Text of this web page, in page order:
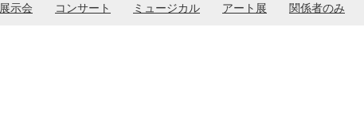
展示会 コンサート ミュージカル アート展 関係者のみ